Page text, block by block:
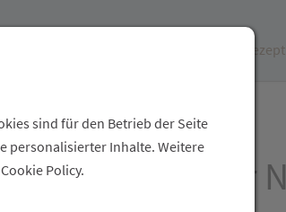
(e)Rezept
Salz Adler
sind für den Betrieb der Seite
personalisierter Inhalte. Weitere
Policy.